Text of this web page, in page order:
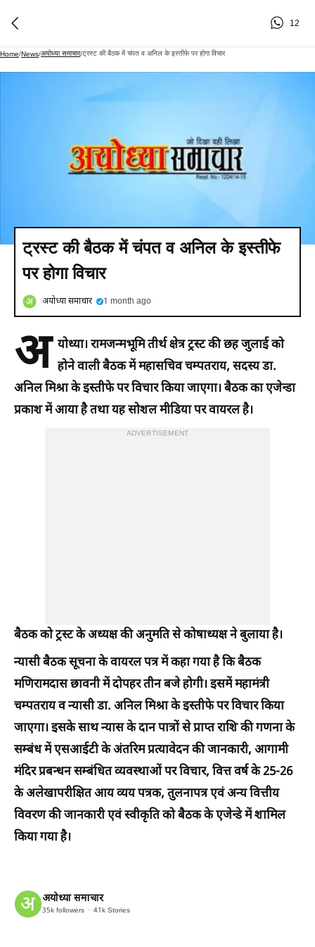
12
Home/News/अयोध्या समाचार/ट्रस्ट की बैठक में चंपत व अनिल के इस्तीफे पर होगा विचार
ट्रस्ट की बैठक में चंपत व अनिल के इस्तीफे
पर होगा विचार
अयोध्या समाचार 1 month ago
अ योध्या। रामजन्मभूमि तीर्थ क्षेत्र ट्रस्ट की छह जुलाई को
होने वाली बैठक में महासचिव चम्पतराय, सदस्य डा.
अनिल मिश्रा के इस्तीफे पर विचार किया जाएगा। बैठक का एजेन्डा
प्रकाश में आया है तथा यह सोशल मीडिया पर वायरल है।
ADVERTISEMENT
बैठक को ट्रस्ट के अध्यक्ष की अनुमति से कोषाध्यक्ष ने बुलाया है।
न्यासी बैठक सूचना के वायरल पत्र में कहा गया है कि बैठक
मणिरामदास छावनी में दोपहर तीन बजे होगी। इसमें महामंत्री
चम्पतराय व न्यासी डा. अनिल मिश्रा के इस्तीफे पर विचार किया
जाएगा। इसके साथ न्यास के दान पात्रों से प्राप्त राशि की गणना के
सम्बंध में एसआईटी के अंतरिम प्रत्यावेदन की जानकारी, आगामी
मंदिर प्रबन्धन सम्बंधित व्यवस्थाओं पर विचार, वित्त वर्ष के 25-26
के अलेखापरीक्षित आय व्यय पत्रक, तुलनापत्र एवं अन्य वित्तीय
विवरण की जानकारी एवं स्वीकृति को बैठक के एजेन्डे में शामिल
किया गया है।
अयोध्या समाचार
35k followers 41k Stories